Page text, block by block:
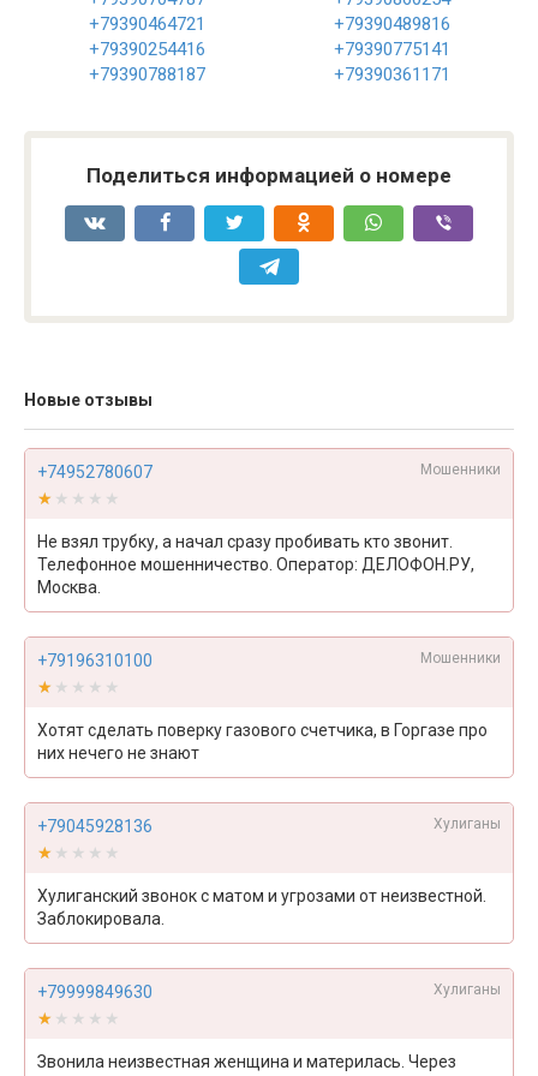
+79390464721
+79390489816
+79390254416
+79390775141
+79390788187
+79390361171
Поделиться информацией о номере
Новые отзывы
+74952780607 Мошенники
★★★★★
★★★★★
Не взял трубку, а начал сразу пробивать кто звонит.
Телефонное мошенничество. Оператор: ДЕЛОФОН.РУ,
Москва.
+79196310100 Мошенники
★★★★★
★★★★★
Хотят сделать поверку газового счетчика, в Горгазе про
них нечего не знают
+79045928136 Хулиганы
★★★★★
★★★★★
Хулиганский звонок с матом и угрозами от неизвестной.
Заблокировала.
+79999849630 Хулиганы
★★★★★
★★★★★
Звонила неизвестная женщина и материлась. Через